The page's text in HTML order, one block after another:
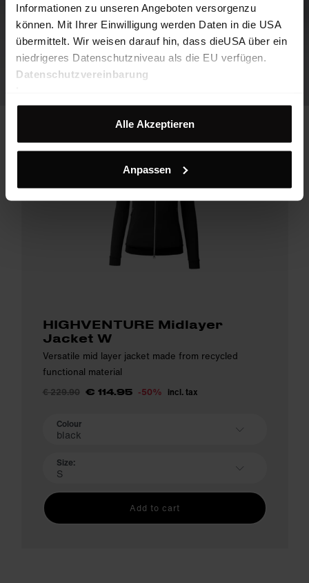
Informationen zu unseren Angeboten versorgenzu
können. Mit Ihrer Einwilligung werden Daten in die USA
übermittelt. Wir weisen darauf hin, dass dieUSA über ein
niedrigeres Datenschutzniveau als die EU verfügen.
Datenschutzvereinbarung
Alle Akzeptieren
Anpassen
HIGHVENTURE Midlayer
Jacket W
Versatile mid layer jacket made from recycled
functional material
€ 229.90 € 114.95 -50% incl. tax
Colour
black
Size:
S
Add to cart